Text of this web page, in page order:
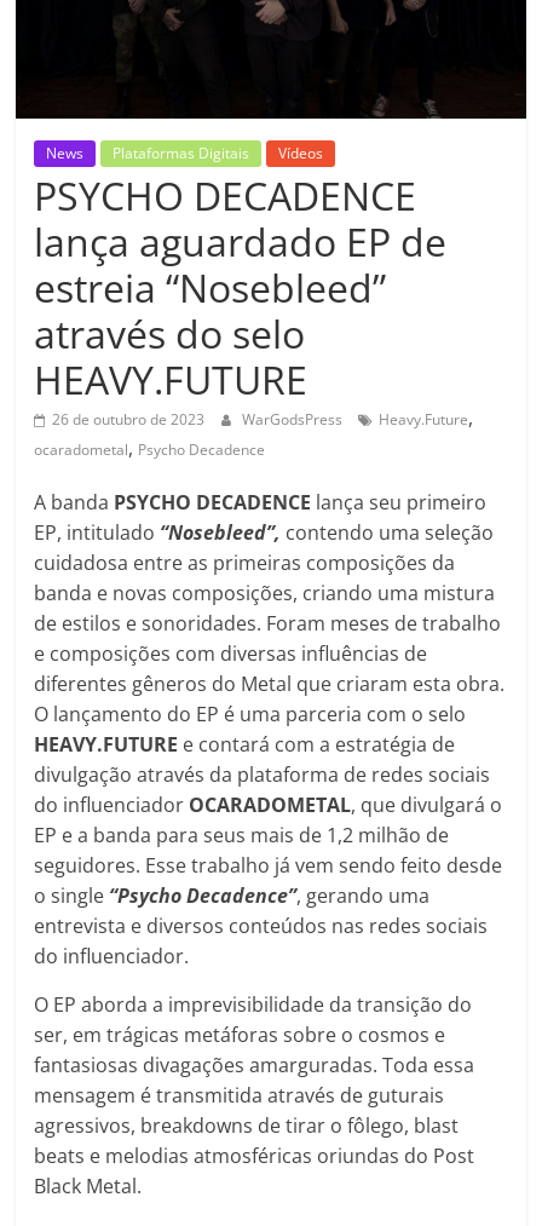
News Plataformas Digitais Vídeos
PSYCHO DECADENCE
lança aguardado EP de
estreia “Nosebleed”
através do selo
HEAVY.FUTURE
26 de outubro de 2023 WarGodsPress Heavy.Future,
ocaradometal, Psycho Decadence
A banda PSYCHO DECADENCE lança seu primeiro
EP, intitulado “Nosebleed”, contendo uma seleção
cuidadosa entre as primeiras composições da
banda e novas composições, criando uma mistura
de estilos e sonoridades. Foram meses de trabalho
e composições com diversas influências de
diferentes gêneros do Metal que criaram esta obra.
O lançamento do EP é uma parceria com o selo
HEAVY.FUTURE e contará com a estratégia de
divulgação através da plataforma de redes sociais
do influenciador OCARADOMETAL, que divulgará o
EP e a banda para seus mais de 1,2 milhão de
seguidores. Esse trabalho já vem sendo feito desde
o single “Psycho Decadence”, gerando uma
entrevista e diversos conteúdos nas redes sociais
do influenciador.
O EP aborda a imprevisibilidade da transição do
ser, em trágicas metáforas sobre o cosmos e
fantasiosas divagações amarguradas. Toda essa
mensagem é transmitida através de guturais
agressivos, breakdowns de tirar o fôlego, blast
beats e melodias atmosféricas oriundas do Post
Black Metal.